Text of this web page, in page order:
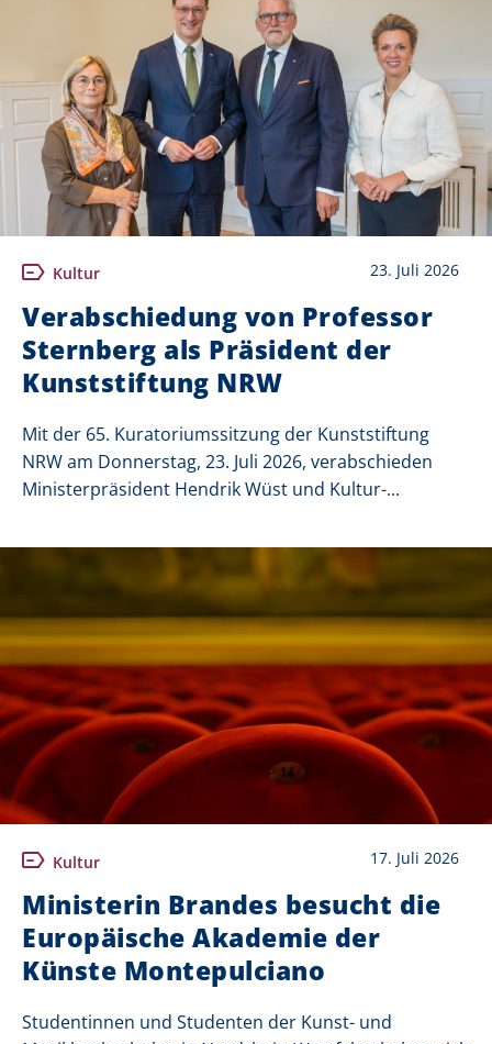
Kultur 23. Juli 2026
Verabschiedung von Professor
Sternberg als Präsident der
Kunststiftung NRW
Mit der 65. Kuratoriumssitzung der Kunststiftung
NRW am Donnerstag, 23. Juli 2026, verabschieden
Ministerpräsident Hendrik Wüst und Kultur-...
Kultur 17. Juli 2026
Ministerin Brandes besucht die
Europäische Akademie der
Künste Montepulciano
Studentinnen und Studenten der Kunst- und